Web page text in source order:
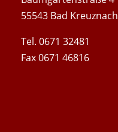
55543 Bad Kreuz­nach
Tel. 0671 32481
Fax 0671 46816